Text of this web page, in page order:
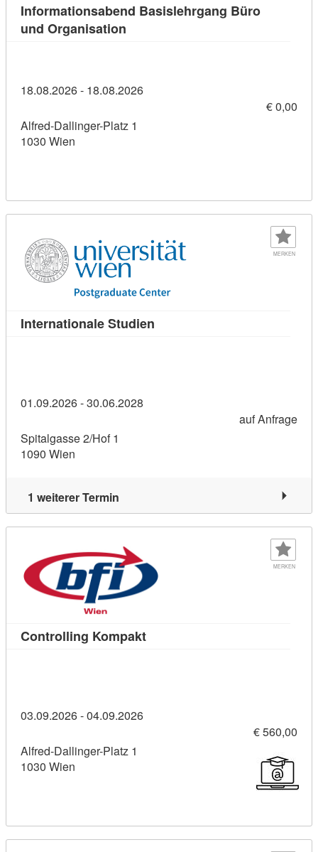
Informationsabend Basislehrgang Büro
und Organisation
18.08.2026 - 18.08.2026
€ 0,00
Alfred-Dallinger-Platz 1
1030 Wien
MERKEN
Internationale Studien
01.09.2026 - 30.06.2028
auf Anfrage
Spitalgasse 2/Hof 1
1090 Wien
1 weiterer Termin
MERKEN
Controlling KompaktKursdetail: Controlling
03.09.2026 - 04.09.2026
€ 560,00
Alfred-Dallinger-Platz 1
1030 Wien